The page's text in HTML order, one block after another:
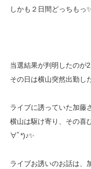
しかも２日間どっちもっ
当選結果が判明したのが
その日は横山突然出勤し
ライブに誘っていた加藤
横山は駆け寄り、その喜
∀ﾟ*)♪✨
ライブお誘いのお話は、